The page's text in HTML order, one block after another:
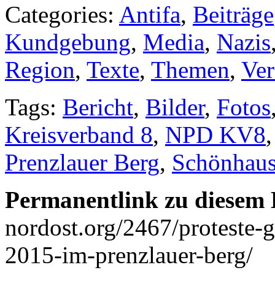
Categories: Antifa, Beiträge
Kundgebung, Media, Nazis
Region, Texte, Themen,
Tags: Bericht, Bilder, Fotos
Kreisverband 8, NPD KV8
Prenzlauer Berg,
Permanentlink zu
nordost.org/2467/proteste-
2015-im-prenzlauer-berg/